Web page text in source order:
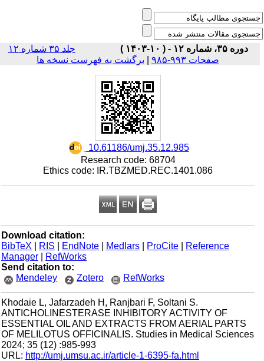
دوره ۳۵، شماره ۱۲ - ( ۱۰-۱۴۰۳ )
جلد ۳۵ شماره ۱۲
صفحات ۹۹۳-۹۸۵
| برگشت به فهرست نسخه ها
‎ 10.61186/umj.35.12.985
Research code: 68704
Ethics code: IR.TBZMED.REC.1401.086
Download citation:
BibTeX
| RIS |EndNote |Medlars |ProCite |Reference
Manager
|RefWorks
Send citation to:
Mendeley
Zotero RefWorks
Khodaie L, Jafarzadeh H, Ranjbari F, Soltani S.
ANTICHOLINESTERASE INHIBITORY ACTIVITY OF
ESSENTIAL OIL AND EXTRACTS FROM AERIAL PARTS
OF MELILOTUS OFFICINALIS. Studies in Medical Sciences
2024; 35 (12) :985-993
URL:http://umj.umsu.ac.ir/article-1-6395-fa.html